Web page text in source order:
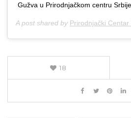
Gužva u Prirodnjačkom centru
A post shared by Prirodnjački Centar
18